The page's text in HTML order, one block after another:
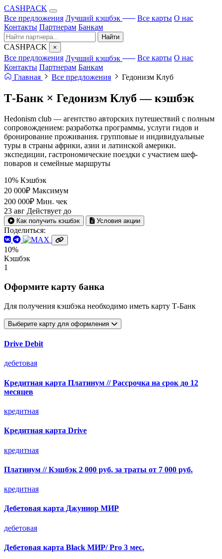
CASHPACK
Все предложения Лучший кэшбэк Все карты О нас
Контакты Партнерам Банкам
Найти
CASHPACK ×
Все предложения Лучший кэшбэк Все карты О нас
Контакты Партнерам Банкам
Главная
Все предложения Гедонизм Клуб
Т-Банк × Гедонизм Клуб —кэшбэк
Hedonism club — агентство авторских путешествий с полным
сопровождением: разработка программы, услуги гидов и
бронирование проживания. групповые и индивидуальные
туры в страны африки, азии и латинской америки.
экспедиции, гастрономические поездки с участием шеф-
поваров и семейные маршруты
10% Кэшбэк
20 000₽ Максимум
200 000₽ Мин. чек
23 авг Действует до
Как получить кэшбэк Условия акции
Поделиться:
10%
Кэшбэк
1
Оформите карту банка
Для получения кэшбэка необходимо иметь карту Т-Банк
Выберите карту для оформления
Drive Debit
дебетовая
Кредитная карта Платинум // Рассрочка на срок до 12
месяцев
кредитная
Кредитная карта Drive
кредитная
Платинум // Кэшбэк 2 000 руб. за траты от 7 000 руб.
кредитная
Дебетовая карта Джуниор МИР
дебетовая
Дебетовая карта Black МИР/ Pro 3 мес.